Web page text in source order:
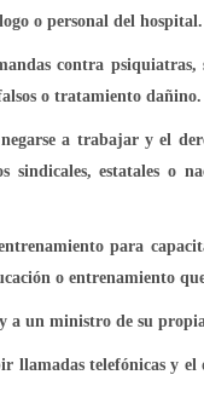
o personal del hospital.
contra
o tratamiento dañino.
a trabajar y el
sindicales, estatales o
para
o entrenamiento
a un ministro de su
llamadas telefónicas y